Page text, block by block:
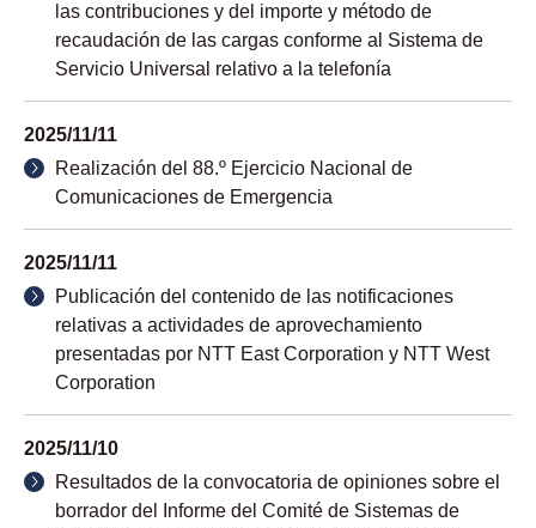
las contribuciones y del importe y método de
recaudación de las cargas conforme al Sistema de
Servicio Universal relativo a la telefonía
2025/11/11
Realización del 88.º Ejercicio Nacional de
Comunicaciones de Emergencia
2025/11/11
Publicación del contenido de las notificaciones
relativas a actividades de aprovechamiento
presentadas por NTT East Corporation y NTT West
Corporation
2025/11/10
Resultados de la convocatoria de opiniones sobre el
borrador del Informe del Comité de Sistemas de